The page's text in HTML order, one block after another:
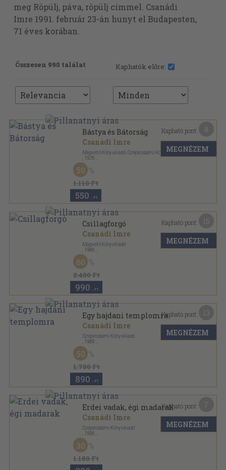
meg Röpülj, páva, röpülj címmel. Csanádi
Imre 1991. február 23-án hunyt el Budapesten,
71 éves korában.
Összesen 990 találat Kaphatók előre:
Bástya és Bátorság
Csanádi Imre
Magvető Könyvkiadó-Szépirodalmi Könyvkiadó
1976
Vászon
30 év sorozat
1.110 Ft
50
550 ,-Ft
Kapható pont:
MEGNÉZEM
Csillagforgó
Csanádi Imre
Magvető Könyvkiadó
1966
Vászon
2.480 Ft
60
990 ,-Ft
Kapható pont:
MEGNÉZEM
Egy hajdani templomra
Csanádi Imre
Szépirodalmi Könyvkiadó
1989
Fűzött keménykötés
1.780 Ft
50
890 ,-Ft
Kapható pont:
MEGNÉZEM
Erdei vadak, égi madarak
Csanádi Imre
Szépirodalmi Könyvkiadó
1956
Félvászon
1.180 Ft
30
Kapható pont:
MEGNÉZEM